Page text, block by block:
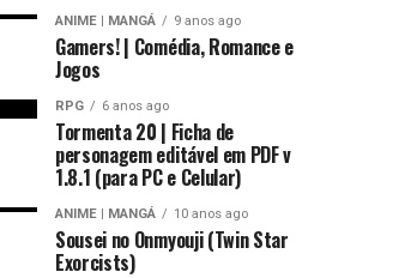
ANIME | MANGÁ 9 anos ago
Gamers! | Comédia, Romance e
Jogos
RPG 6 anos ago
Tormenta 20 | Ficha de
personagem editável em PDF v
1.8.1 (para PC e Celular)
ANIME | MANGÁ 10 anos ago
Sousei no Onmyouji (Twin Star
Exorcists)